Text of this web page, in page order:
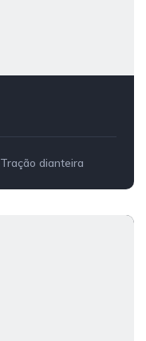
Tração dianteira